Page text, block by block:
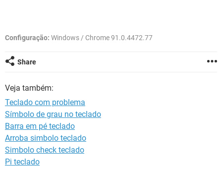
Configuração: Windows / Chrome 91.0.4472.77
Share
Veja também:
Teclado com problema
Símbolo de grau no teclado
Barra em pé teclado
Arroba simbolo teclado
Simbolo check teclado
Pi teclado